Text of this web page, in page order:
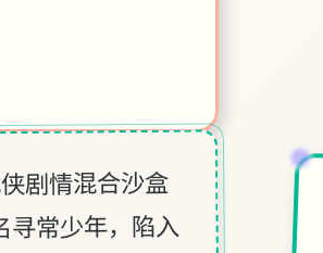
剧情混合沙盒
寻常少年，陷入